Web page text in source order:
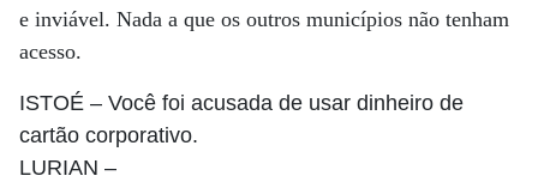
e inviável. Nada a que os outros municípios não tenham
acesso.
ISTOÉ – Você foi acusada de usar dinheiro de
cartão corporativo.
LURIAN –